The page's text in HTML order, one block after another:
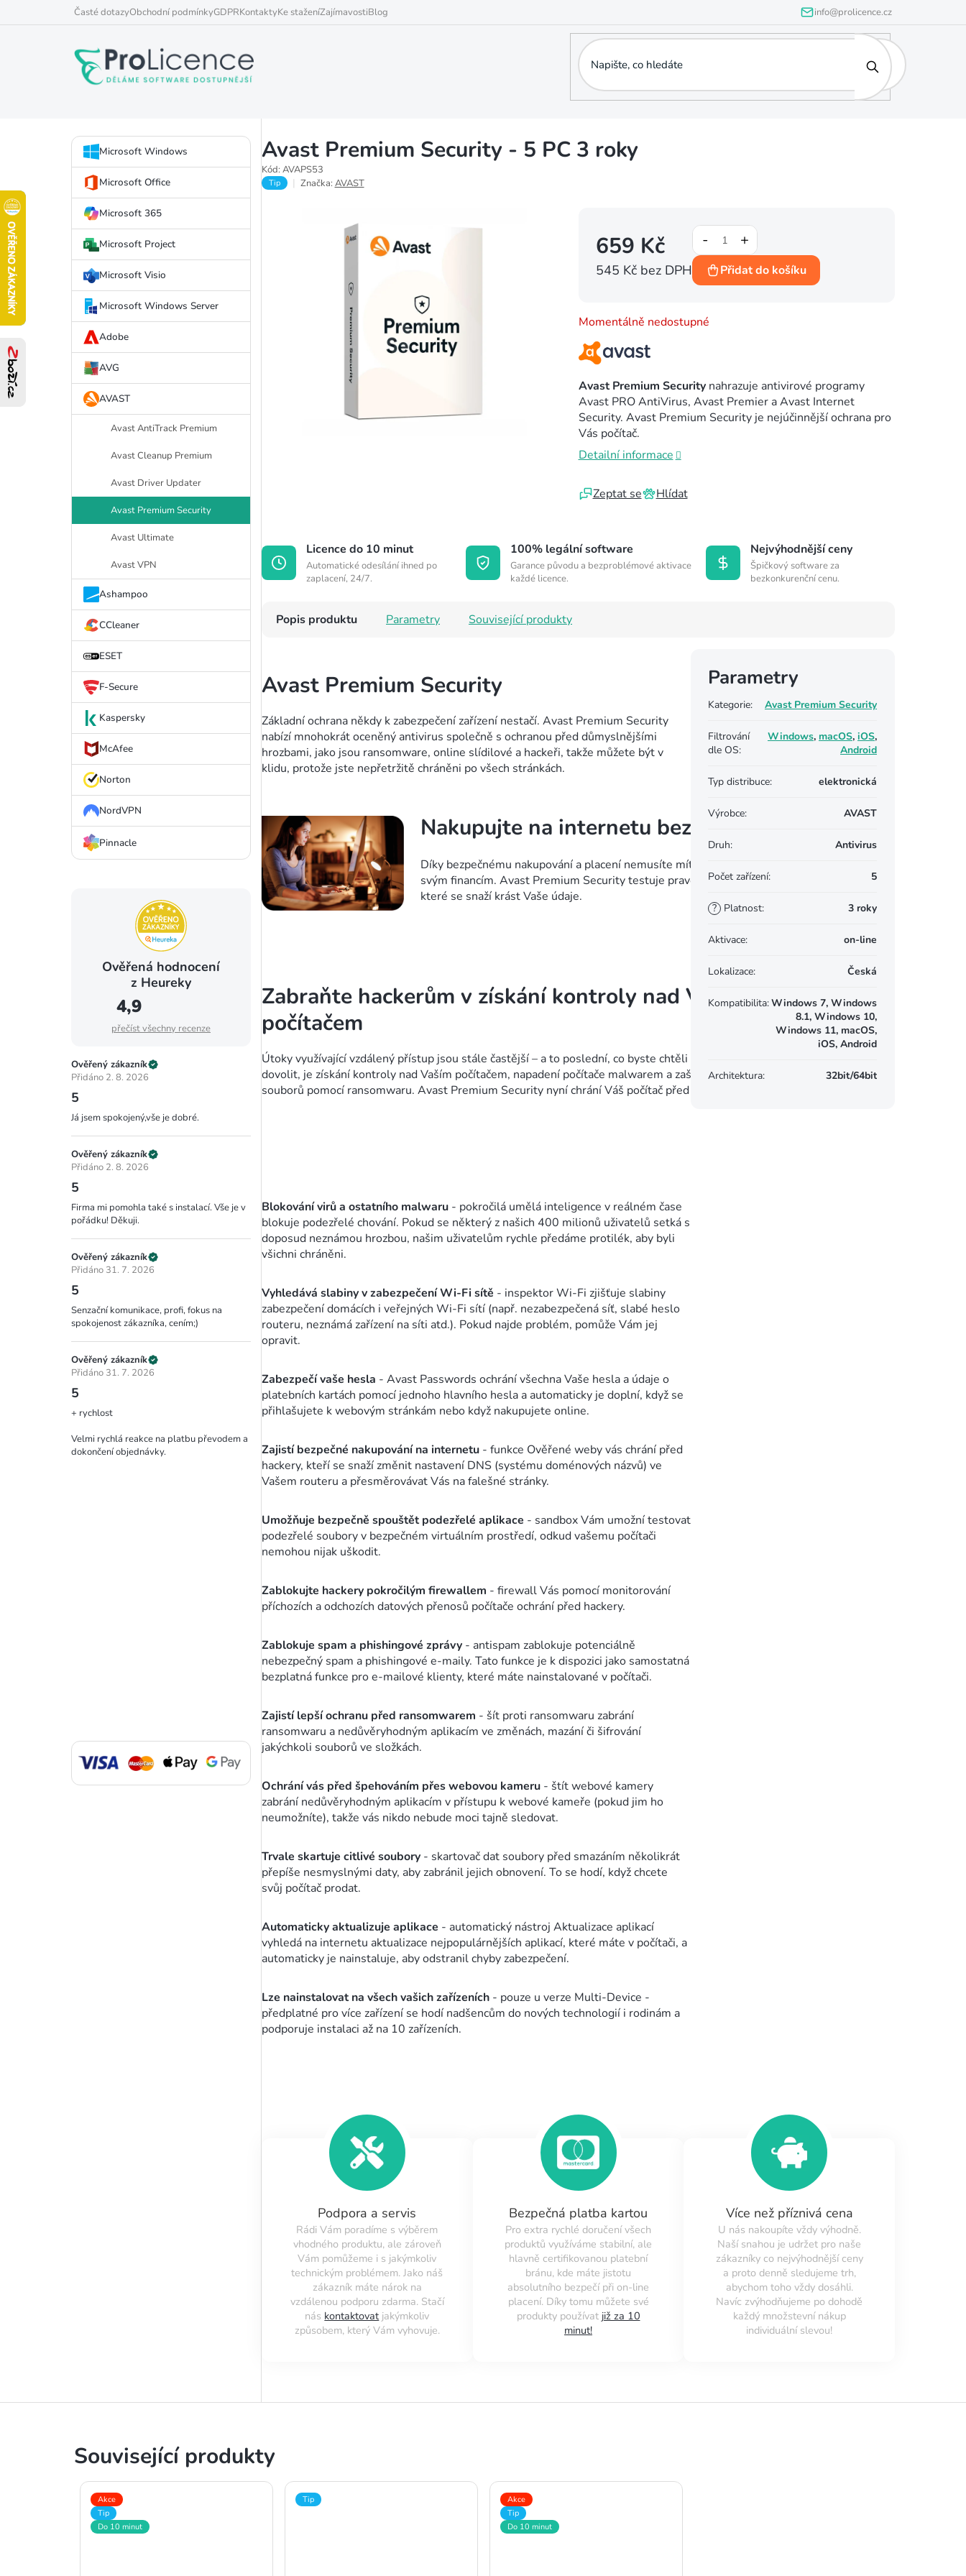
na
info@prolicence.cz
Časté dotazyObchodní podmínkyGDPRKontaktyKe staženíZajímavostiBlog
P
r
a
n
n
n
Přeskočit
kategorie
Microsoft Windows
Microsoft Office
Microsoft 365
Microsoft Project
Microsoft Visio
Microsoft Windows Server
Adobe
AVG
AVAST
Avast AntiTrack Premium
Avast Cleanup Premium
Avast Driver Updater
Avast Premium Security
Avast Ultimate
Avast VPN
Ashampoo
CCleaner
ESET
F-Secure
Kaspersky
McAfee
Norton
NordVPN
Pinnacle
Ověřená hodnocení
z Heureky
4,9
přečíst všechny recenze
Ověřený zákazník
Přidáno 2. 8. 2026
5
Já jsem spokojený,vše je dobré.
Ověřený zákazník
Přidáno 2. 8. 2026
5
Firma mi pomohla také s instalací. Vše je v
pořádku! Děkuji.
Ověřený zákazník
Přidáno 31. 7. 2026
5
Senzační komunikace, profi, fokus na
spokojenost zákazníka, cením;)
Ověřený zákazník
Přidáno 31. 7. 2026
5
+ rychlost
Velmi rychlá reakce na platbu převodem a
dokončení objednávky.
Avast Premium Security - 5 PC 3 roky
Kód: AVAPS53
Tip Značka: AVAST
Momentálně nedostupné
Avast Premium Securitynahrazuje antivirové programy
Avast PRO AntiVirus, Avast Premier a Avast Internet
Security. Avast Premium Security je nejúčinnější ochrana pro
Vás počítač.
Detailní informace
Zeptat se Hlídat
659 Kč
545 Kč bez DPH Přidat do košíku
Licence do 10 minut
Automatické odesílání ihned po
zaplacení, 24/7.
100% legální software
Garance původu a bezproblémové aktivace
každé licence.
Nejvýhodnější ceny
Špičkový software za
bezkonkurenční cenu.
Popis produktu Parametry Související produkty
Avast Premium Security
Základní ochrana někdy k zabezpečení zařízení nestačí. Avast Premium Security
nabízí mnohokrát oceněný antivirus společně s ochranou před důmyslnějšími
hrozbami, jako jsou ransomware, online slídilové a hackeři, takže můžete být v
klidu, protože jste nepřetržitě chráněni po všech stránkách.
Nakupujte na internetu bezpečně
Díky bezpečnému nakupování a placení nemusíte mít obavy o vyzrazení přihlašovacích údajů ke
svým financím. Avast Premium Security testuje pravost webů, abyste se vyhnuli těm falešným,
které se snaží krást Vaše údaje.
Zabraňte hackerům v získání kontroly nad Vaším
počítačem
Útoky využívající vzdálený přístup jsou stále častější – a to poslední, co byste chtěli hackerovi
dovolit, je získání kontroly nad Vaším počítačem, napadení počítače malwarem a zašifrování
souborů pomocí ransomwaru. Avast Premium Security nyní chrání Váš počítač před těmito útoky.
Blokování virů a ostatního malwaru - pokročilá umělá inteligence v reálném čase
blokuje podezřelé chování. Pokud se některý z našich 400 milionů uživatelů setká s
doposud neznámou hrozbou, našim uživatelům rychle předáme protilék, aby byli
všichni chráněni.
Vyhledává slabiny v zabezpečení Wi-Fi sítě - inspektor Wi-Fi zjišťuje slabiny
zabezpečení domácích i veřejných Wi-Fi sítí (např. nezabezpečená síť, slabé heslo
routeru, neznámá zařízení na síti atd.). Pokud najde problém, pomůže Vám jej
opravit.
Zabezpečí vaše hesla - Avast Passwords ochrání všechna Vaše hesla a údaje o
platebních kartách pomocí jednoho hlavního hesla a automaticky je doplní, když se
přihlašujete k webovým stránkám nebo když nakupujete online.
Zajistí bezpečné nakupování na internetu - funkce Ověřené weby vás chrání před
hackery, kteří se snaží změnit nastavení DNS (systému doménových názvů) ve
Vašem routeru a přesměrovávat Vás na falešné stránky.
Umožňuje bezpečně spouštět podezřelé aplikace - sandbox Vám umožní testovat
podezřelé soubory v bezpečném virtuálním prostředí, odkud vašemu počítači
nemohou nijak uškodit.
Zablokujte hackery pokročilým firewallem - firewall Vás pomocí monitorování
příchozích a odchozích datových přenosů počítače ochrání před hackery.
Zablokuje spam a phishingové zprávy - antispam zablokuje potenciálně
nebezpečný spam a phishingové e-maily. Tato funkce je k dispozici jako samostatná
bezplatná funkce pro e-mailové klienty, které máte nainstalované v počítači.
Zajistí lepší ochranu před ransomwarem - šít proti ransomwaru zabrání
ransomwaru a nedůvěryhodným aplikacím ve změnách, mazání či šifrování
jakýchkoli souborů ve složkách.
Ochrání vás před špehováním přes webovou kameru - štít webové kamery
zabrání nedůvěryhodným aplikacím v přístupu k webové kameře (pokud jim ho
neumožníte), takže vás nikdo nebude moci tajně sledovat.
Trvale skartuje citlivé soubory - skartovač dat soubory před smazáním několikrát
přepíše nesmyslnými daty, aby zabránil jejich obnovení. To se hodí, když chcete
svůj počítač prodat.
Automaticky aktualizuje aplikace - automatický nástroj Aktualizace aplikací
vyhledá na internetu aktualizace nejpopulárnějších aplikací, které máte v počítači, a
automaticky je nainstaluje, aby odstranil chyby zabezpečení.
Lze nainstalovat na všech vašich zařízeních - pouze u verze Multi-Device -
předplatné pro více zařízení se hodí nadšencům do nových technologií i rodinám a
podporuje instalaci až na 10 zařízeních.
Parametry
Kategorie: Avast Premium Security
Filtrování
dle OS:
Windows, macOS, iOS,
Android
Typ distribuce: elektronická
Výrobce: AVAST
Druh: Antivirus
Počet zařízení: 5
? Platnost: 3 roky
Aktivace: on-line
Lokalizace: Česká
Kompatibilita:Windows 7, Windows
8.1, Windows 10,
Windows 11, macOS,
iOS, Android
Architektura: 32bit/64bit
Podpora a servis
Rádi Vám poradíme s výběrem
vhodného produktu, ale zároveň
Vám pomůžeme i s jakýmkoliv
technickým problémem. Jako náš
zákazník máte nárok na
vzdálenou podporu zdarma. Stačí
nás kontaktovat jakýmkoliv
způsobem, který Vám vyhovuje.
Bezpečná platba kartou
Pro extra rychlé doručení všech
produktů využíváme stabilní, ale
hlavně certifikovanou platební
bránu, kde máte jistotu
absolutního bezpečí při on-line
placení. Díky tomu můžete své
produkty používat již za 10
minut!
Více než příznivá cena
U nás nakoupíte vždy výhodně.
Naší snahou je udržet pro naše
zákazníky co nejvýhodnější ceny
a proto denně sledujeme trh,
abychom toho vždy dosáhli.
Navíc zvýhodňujeme po dohodě
každý množstevní nákup
individuální slevou!
Související produkty
Akce
Tip
Do 10 minut
Tip
Akce
Tip
Do 10 minut